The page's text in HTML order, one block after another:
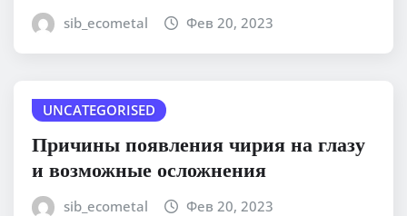
sib_ecometal Фев 20, 2023
UNCATEGORISED
Причины появления чирия на глазу
и возможные осложнения
sib_ecometal Фев 20, 2023